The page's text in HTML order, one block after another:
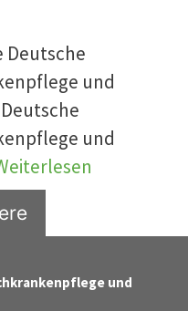
Deutsche
und
und
und